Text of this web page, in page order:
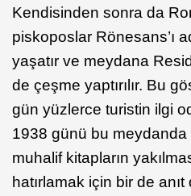
Kendisinden sonra da
piskoposlar Rönesans’ı
yaşatır ve meydana
de çeşme yaptırılır. Bu
gün yüzlerce turistin ilgi
1938 günü bu meydanda
muhalif kitapların
hatırlamak için bir de